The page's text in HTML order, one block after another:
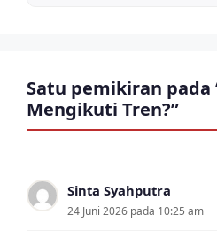
Satu pemikiran pada
Mengikuti Tren?”
Sinta Syahputra
24 Juni 2026 pada 10:25 am